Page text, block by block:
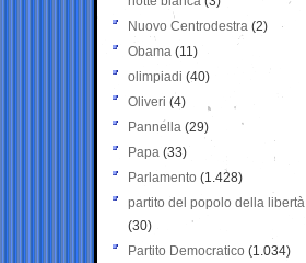
Nuovo Centrodestra (2)
Obama (11)
olimpiadi (40)
Oliveri (4)
Pannella (29)
Papa (33)
Parlamento (1.428)
partito del popolo della libertà
(30)
Partito Democratico (1.034)